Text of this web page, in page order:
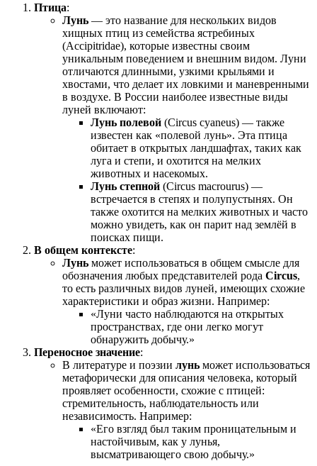
Птица:
Лунь — это название для нескольких видов
хищных птиц из семейства ястребиных
(Accipitridae), которые известны своим
уникальным поведением и внешним видом. Луни
отличаются длинными, узкими крыльями и
хвостами, что делает их ловкими и маневренными
в воздухе. В России наиболее известные виды
луней включают:
Лунь полевой (Circus cyaneus) — также
известен как «полевой лунь». Эта птица
обитает в открытых ландшафтах, таких как
луга и степи, и охотится на мелких
животных и насекомых.
Лунь степной (Circus macrourus) —
встречается в степях и полупустынях. Он
также охотится на мелких животных и часто
можно увидеть, как он парит над землёй в
поисках пищи.
В общем контексте:
Лунь может использоваться в общем смысле для
обозначения любых представителей рода Circus,
то есть различных видов луней, имеющих схожие
характеристики и образ жизни. Например:
«Луни часто наблюдаются на открытых
пространствах, где они легко могут
обнаружить добычу.»
Переносное значение:
В литературе и поэзии лунь может использоваться
метафорически для описания человека, который
проявляет особенности, схожие с птицей:
стремительность, наблюдательность или
независимость. Например:
«Его взгляд был таким проницательным и
настойчивым, как у лунья,
высматривающего свою добычу.»